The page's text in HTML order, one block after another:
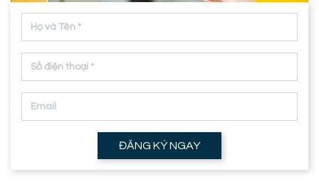
ĐĂNG KÝ NGAY